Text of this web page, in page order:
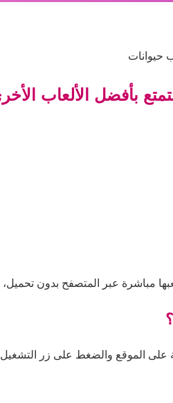
حيوانات
بأفضل الألعاب
مباشرة عبر المتصفح بدون
الموقع والضغط على زر التشغيل،